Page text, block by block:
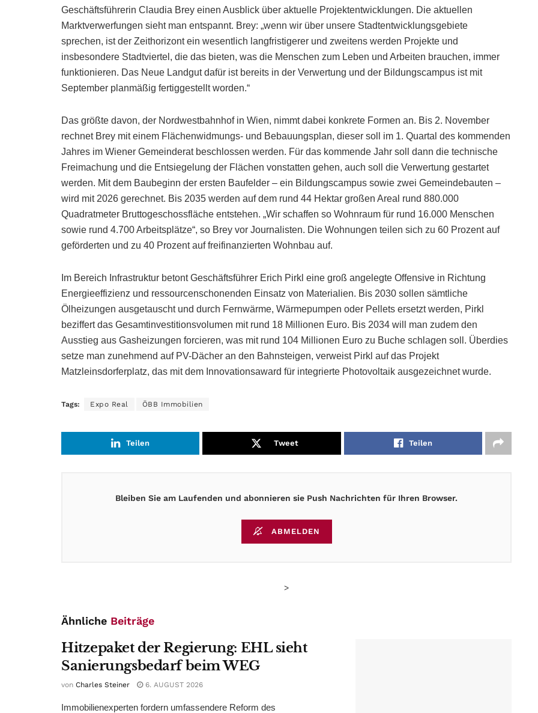
Geschäftsführerin Claudia Brey einen Ausblick über aktuelle Projektentwicklungen. Die aktuellen
Marktverwerfungen sieht man entspannt. Brey: „wenn wir über unsere Stadtentwicklungsgebiete
sprechen, ist der Zeithorizont ein wesentlich langfristigerer und zweitens werden Projekte und
insbesondere Stadtviertel, die das bieten, was die Menschen zum Leben und Arbeiten brauchen, immer
funktionieren. Das Neue Landgut dafür ist bereits in der Verwertung und der Bildungscampus ist mit
September planmäßig fertiggestellt worden.“
Das größte davon, der Nordwestbahnhof in Wien, nimmt dabei konkrete Formen an. Bis 2. November
rechnet Brey mit einem Flächenwidmungs- und Bebauungsplan, dieser soll im 1. Quartal des kommenden
Jahres im Wiener Gemeinderat beschlossen werden. Für das kommende Jahr soll dann die technische
Freimachung und die Entsiegelung der Flächen vonstatten gehen, auch soll die Verwertung gestartet
werden. Mit dem Baubeginn der ersten Baufelder – ein Bildungscampus sowie zwei Gemeindebauten –
wird mit 2026 gerechnet. Bis 2035 werden auf dem rund 44 Hektar großen Areal rund 880.000
Quadratmeter Bruttogeschossfläche entstehen. „Wir schaffen so Wohnraum für rund 16.000 Menschen
sowie rund 4.700 Arbeitsplätze“, so Brey vor Journalisten. Die Wohnungen teilen sich zu 60 Prozent auf
geförderten und zu 40 Prozent auf freifinanzierten Wohnbau auf.
Im Bereich Infrastruktur betont Geschäftsführer Erich Pirkl eine groß angelegte Offensive in Richtung
Energieeffizienz und ressourcenschonenden Einsatz von Materialien. Bis 2030 sollen sämtliche
Ölheizungen ausgetauscht und durch Fernwärme, Wärmepumpen oder Pellets ersetzt werden, Pirkl
beziffert das Gesamtinvestitionsvolumen mit rund 18 Millionen Euro. Bis 2034 will man zudem den
Ausstieg aus Gasheizungen forcieren, was mit rund 104 Millionen Euro zu Buche schlagen soll. Überdies
setze man zunehmend auf PV-Dächer an den Bahnsteigen, verweist Pirkl auf das Projekt
Matzleinsdorferplatz, das mit dem Innovationsaward für integrierte Photovoltaik ausgezeichnet wurde.
Tags: Expo Real ÖBB Immobilien
Teilen Tweet Teilen
Bleiben Sie am Laufenden und abonnieren sie Push Nachrichten für Ihren Browser.
ABMELDEN
>
Ähnliche Beiträge
Hitzepaket der Regierung: EHL sieht
Sanierungsbedarf beim WEG
von Charles Steiner 6. AUGUST 2026
Immobilienexperten fordern umfassendere Reform des